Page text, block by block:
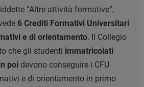
“Altre attività formative”,
6 Crediti Formativi Universitari
e di orientamento. Il Collegio
che gli studenti immatricolati
poi devono conseguire i CFU
e di orientamento in primo